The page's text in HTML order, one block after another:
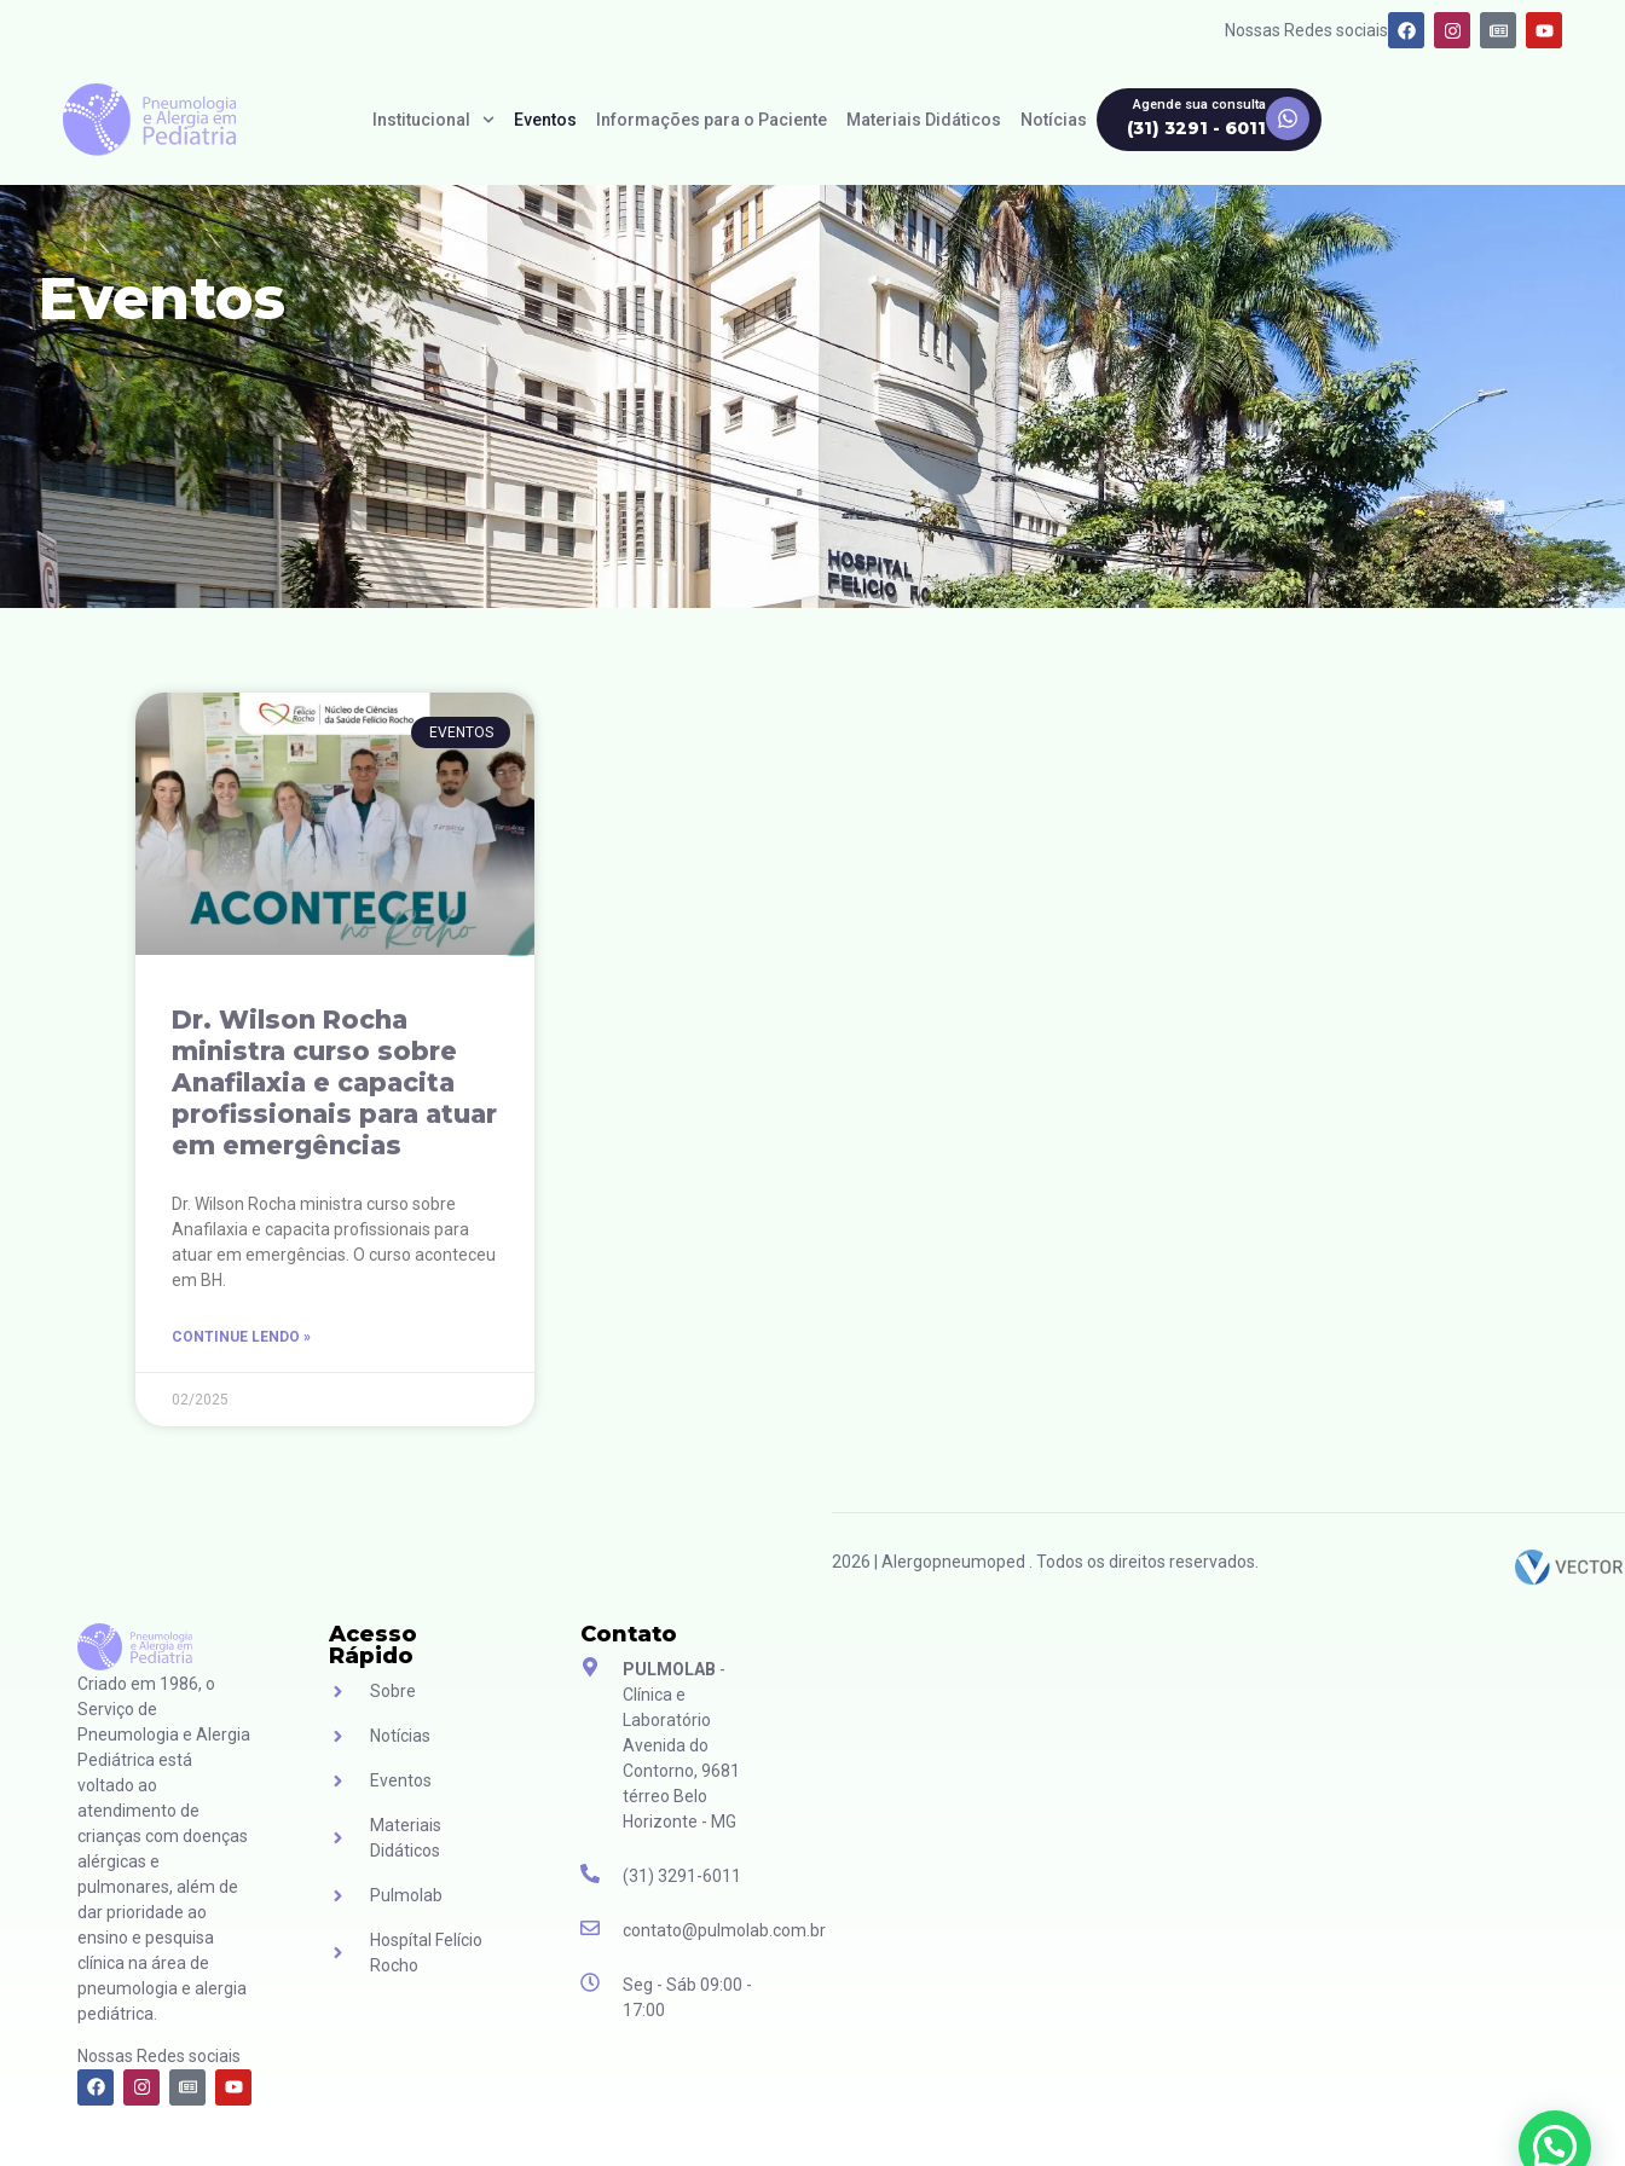
Nossas Redes sociais
Institucional Eventos Informações para o Paciente Materiais Didáticos Notícias
Agende sua consulta
(31) 3291 - 6011
Eventos
EVENTOS
Dr. Wilson Rocha
ministra curso sobre
Anafilaxia e capacita
profissionais para atuar
em emergências
Dr. Wilson Rocha ministra curso sobre
Anafilaxia e capacita profissionais para
atuar em emergências. O curso aconteceu
em BH.
CONTINUE LENDO »
02/2025
Criado em 1986, o
Serviço de
Pneumologia e Alergia
Pediátrica está
voltado ao
atendimento de
crianças com doenças
alérgicas e
pulmonares, além de
dar prioridade ao
ensino e pesquisa
clínica na área de
pneumologia e alergia
pediátrica.
Nossas Redes sociais
Acesso
Rápido
Sobre
Notícias
Eventos
Materiais
Didáticos
Pulmolab
Hospítal Felício
Rocho
Contato
PULMOLAB -
Clínica e
Laboratório
Avenida do
Contorno, 9681
térreo Belo
Horizonte - MG
(31) 3291-6011
contato@pulmolab.com.br
Seg - Sáb 09:00 -
17:00
2026 | Alergopneumoped . Todos os direitos reservados.